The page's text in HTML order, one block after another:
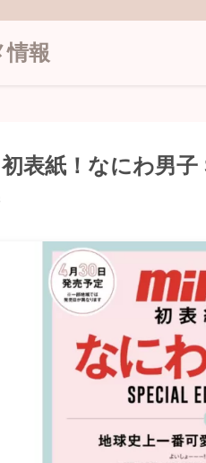
情報
表紙！なにわ男子